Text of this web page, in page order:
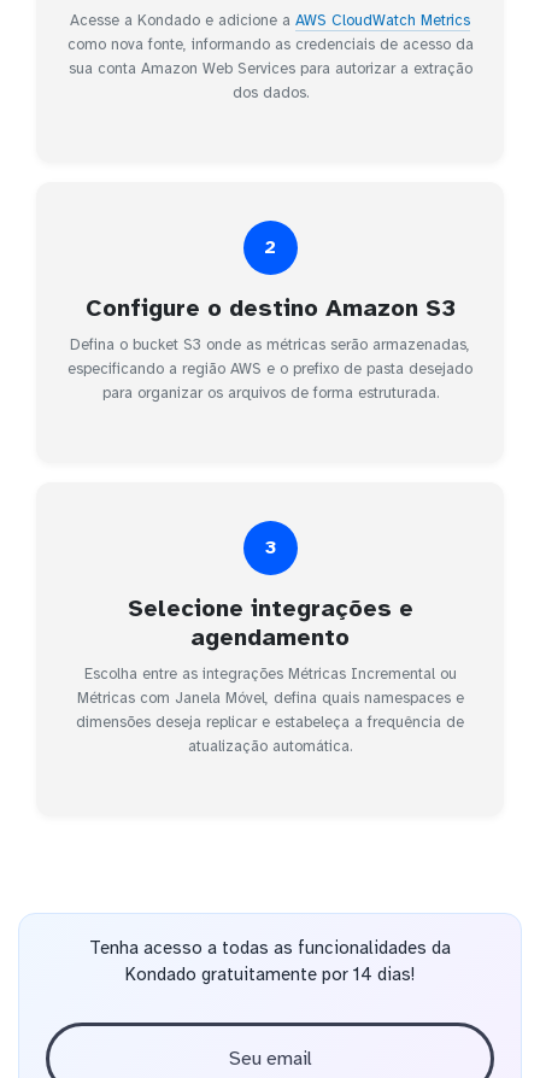
Acesse a Kondado e adicione a AWS CloudWatch Metrics
como nova fonte, informando as credenciais de acesso da
sua conta Amazon Web Services para autorizar a extração
dos dados.
2
Configure o destino Amazon S3
Defina o bucket S3 onde as métricas serão armazenadas,
especificando a região AWS e o prefixo de pasta desejado
para organizar os arquivos de forma estruturada.
3
Selecione integrações e
agendamento
Escolha entre as integrações Métricas Incremental ou
Métricas com Janela Móvel, defina quais namespaces e
dimensões deseja replicar e estabeleça a frequência de
atualização automática.
Tenha acesso a todas as funcionalidades da
Kondado gratuitamente por 14 dias!